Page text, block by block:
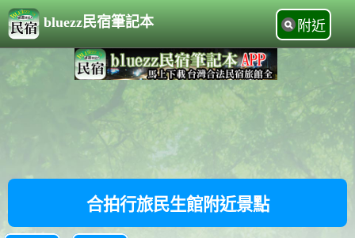
bluezz民宿筆記本 附近
合拍行旅民生館附近景點